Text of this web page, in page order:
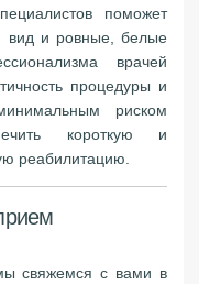
поможет
вид и ровные, белые
врачей
процедуры и
риском
короткую и
реабилитацию.
свяжемся с вами в